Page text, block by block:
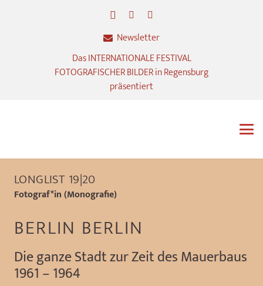
Newsletter
Das INTERNATIONALE FESTIVAL
FOTOGRAFISCHER BILDER in Regensburg
präsentiert
LONGLIST 19|20
Fotograf*in (Monografie)
BERLIN BERLIN
Die ganze Stadt zur Zeit des Mauerbaus
1961 – 1964